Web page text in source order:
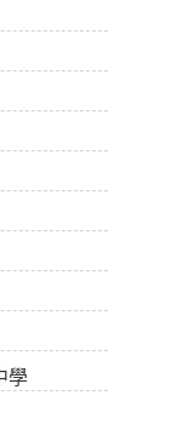
學